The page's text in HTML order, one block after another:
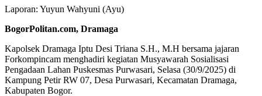
Laporan: Yuyun Wahyuni (Ayu)
BogorPolitan.com, Dramaga
Kapolsek Dramaga Iptu Desi Triana S.H., M.H bersama jajaran
Forkompincam menghadiri kegiatan Musyawarah Sosialisasi
Pengadaan Lahan Puskesmas Purwasari, Selasa (30/9/2025) di
Kampung Petir RW 07, Desa Purwasari, Kecamatan Dramaga,
Kabupaten Bogor.